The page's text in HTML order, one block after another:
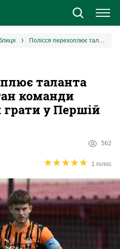
УПЛ
Різне
Полісся перехоплює таланта Шахтаря: капітан команди Бєліка готовий грати у Першій лізі
таланта
команди
грати у Першій
562
★★★★★
★★★★★ 1 голос